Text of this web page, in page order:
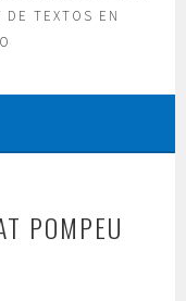
DE TEXTOS EN
POMPEU